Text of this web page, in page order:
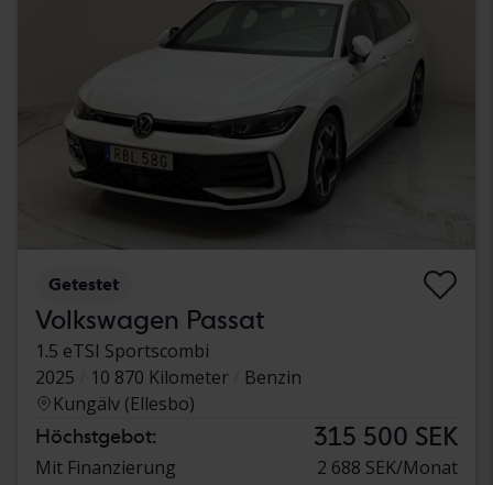
Getestet
Volkswagen Passat
1.5 eTSI Sportscombi
2025
10 870 Kilometer
Benzin
Kungälv (Ellesbo)
Höchstgebot: 315 500 SEK
Mit Finanzierung 2 688 SEK/Monat